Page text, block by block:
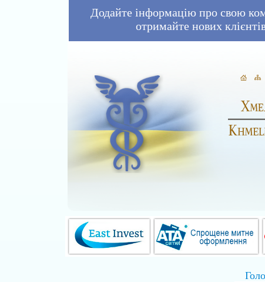
Додайте інформацію про свою
отримайте нових